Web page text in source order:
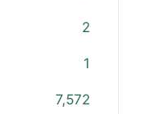
2
1
7,572